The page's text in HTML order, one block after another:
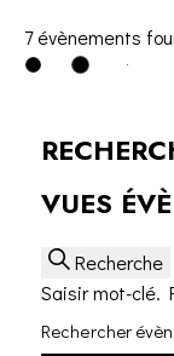
7 évènements
VUES
Recherche
Saisir mot-clé.